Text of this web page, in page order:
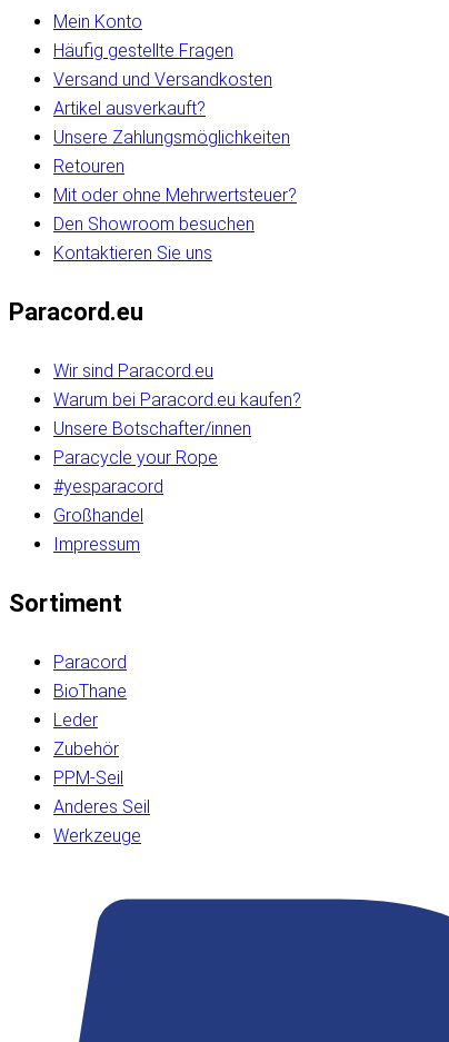
Mein Konto
Häufig gestellte Fragen
Versand und Versandkosten
Artikel ausverkauft?
Unsere Zahlungsmöglichkeiten
Retouren
Mit oder ohne Mehrwertsteuer?
Den Showroom besuchen
Kontaktieren Sie uns
Paracord.eu
Wir sind Paracord.eu
Warum bei Paracord.eu kaufen?
Unsere Botschafter/innen
Paracycle your Rope
#yesparacord
Großhandel
Impressum
Sortiment
Paracord
BioThane
Leder
Zubehör
PPM-Seil
Anderes Seil
Werkzeuge